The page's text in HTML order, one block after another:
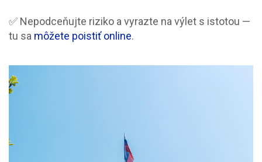
✅ Nepodceňujte riziko a vyrazte na výlet s istotou —
tu sa môžete poistiť online.